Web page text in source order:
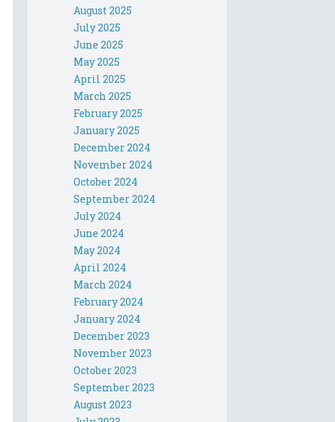
August 2025
July 2025
June 2025
May 2025
April 2025
March 2025
February 2025
January 2025
December 2024
November 2024
October 2024
September 2024
July 2024
June 2024
May 2024
April 2024
March 2024
February 2024
January 2024
December 2023
November 2023
October 2023
September 2023
August 2023